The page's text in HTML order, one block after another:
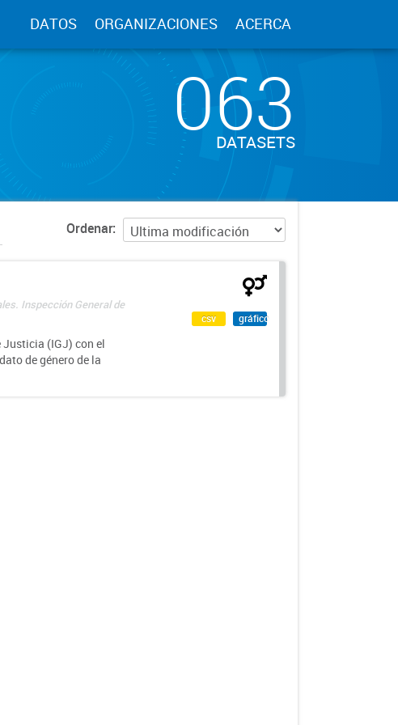
DATOS ORGANIZACIONES ACERCA
063
DATASETS
Ordenar
Inspección General de
(IGJ) con el
de género de la
csv gráfico